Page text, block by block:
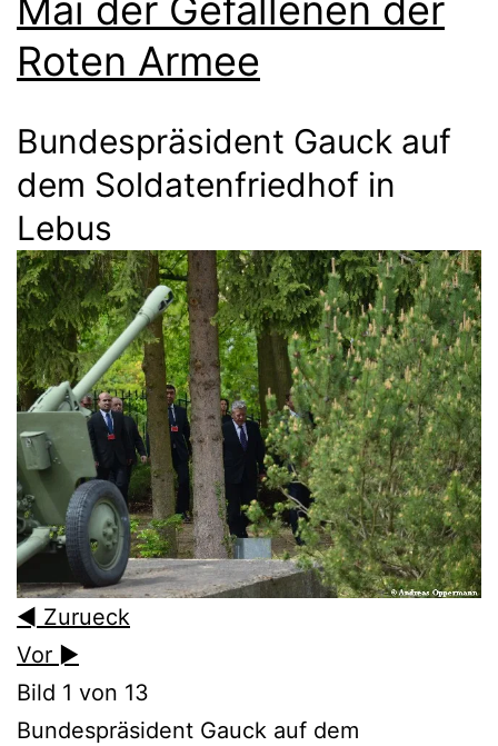
Roten Armee
Bundespräsident Gauck auf
dem Soldatenfriedhof in
Lebus
◄ Zurueck
Vor ►
Bild 1 von 13
Bundespräsident Gauck auf dem